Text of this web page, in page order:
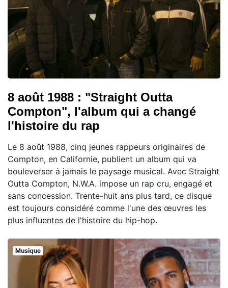
8 août 1988 : "Straight Outta
Compton", l'album qui a changé
l'histoire du rap
Le 8 août 1988, cinq jeunes rappeurs originaires de
Compton, en Californie, publient un album qui va
bouleverser à jamais le paysage musical. Avec Straight
Outta Compton, N.W.A. impose un rap cru, engagé et
sans concession. Trente-huit ans plus tard, ce disque
est toujours considéré comme l'une des œuvres les
plus influentes de l'histoire du hip-hop.
Musique